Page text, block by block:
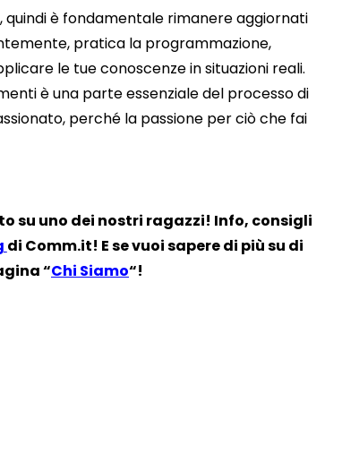
quindi è fondamentale rimanere aggiornati
pratica la programmazione,
le tue conoscenze in situazioni reali.
è una parte essenziale del processo di
perché la passione per ciò che fai
su uno dei nostri ragazzi! Info, consigli
di Comm.it! E se vuoi sapere di più su di
“Chi Siamo“!